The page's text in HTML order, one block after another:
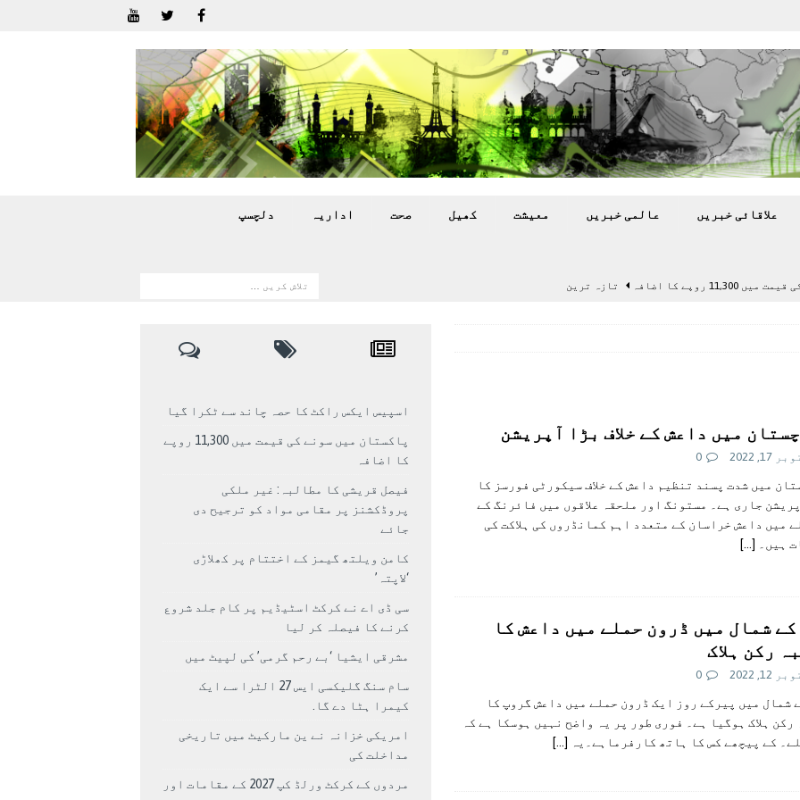
علاقائی خبريں عالمی خبريں معيشت کھيل صحت اداريہ دلچسپ
روپے کا اضافہ تازہ ترين
حصہ چاند سے ٹکرا گیا تازہ ترين
میں داعش کے خلاف بڑا آپریشن
17, 2022
0
میں شدت پسند تنظیم داعش کے خلاف سیکورٹی فورسز کا
جاری ہے۔ مستونگ اور ملحقہ علاقوں میں فائرنگ کے
میں داعش خراسان کے متعدد اہم کمانڈروں کی ہلاکت کی
ہیں۔ […]
شمال میں ڈرون حملے میں داعش کا
رکن ہلاک
12, 2022
0
شمال میں پیرکے روز ایک ڈرون حملے میں داعش گروپ کا
رکن ہلاک ہوگیا ہے۔ فوری طور پر یہ واضح نہیں ہوسکا ہے کہ
کے پیچھے کس کا ہاتھ کارفرماہے۔یہ
[…]
اسپیس ایکس راکٹ کا حصہ چاند سے ٹکرا گیا
پاکستان میں سونے کی قیمت میں 11,300 روپے
کا اضافہ
فیصل قریشی کا مطالبہ: غیر ملکی
پروڈکشنز پر مقامی مواد کو ترجیح دی
جائے
کامن ویلتھ گیمز کے اختتام پر کھلاڑی
‘لاپتہ’
سی ڈی اے نے کرکٹ اسٹیڈیم پر کام جلد شروع
کرنے کا فیصلہ کر لیا
مشرقی ایشیا ‘بے رحم گرمی’ کی لپیٹ میں
سام سنگ گلیکسی ایس 27 الٹرا سے ایک
کیمرا ہٹا دے گا.
امریکی خزانہ نے ین مارکیٹ میں تاریخی
مداخلت کی
مردوں کے کرکٹ ورلڈ کپ 2027 کے مقامات اور